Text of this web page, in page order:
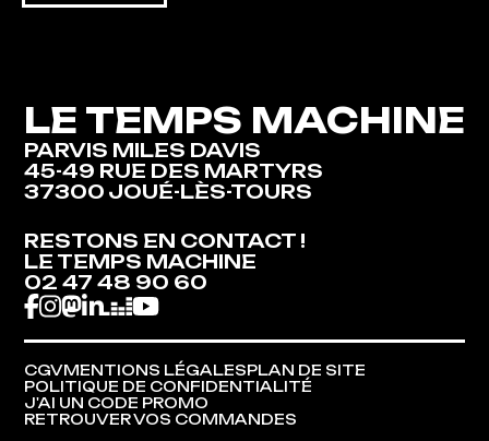
LE TEMPS MACHINE
PARVIS MILES DAVIS
45-49 RUE DES MARTYRS
37300 JOUÉ-LÈS-TOURS
RESTONS EN CONTACT !
LE TEMPS MACHINE
02 47 48 90 60
CGVMENTIONS LÉGALESPLAN DE SITE
POLITIQUE DE CONFIDENTIALITÉ
J'AI UN CODE PROMO
RETROUVER VOS COMMANDES
RESTONS EN CONTACT !
LE TEMPS MACHINE
02 47 48 90 60
CGVMENTIONS LÉGALESPLAN DE SITE
POLITIQUE DE CONFIDENTIALITÉ
J'AI UN CODE PROMO
RETROUVER VOS COMMANDES